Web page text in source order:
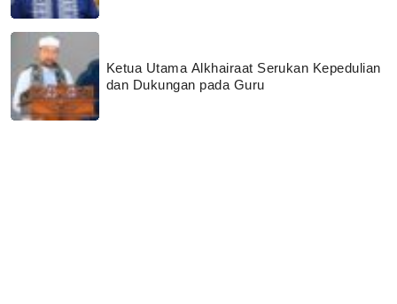
Ketua Utama Alkhairaat Serukan Kepedulian
dan Dukungan pada Guru